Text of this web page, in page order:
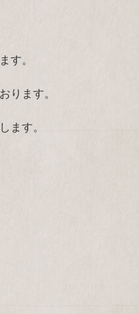
す。
ります。
ます。